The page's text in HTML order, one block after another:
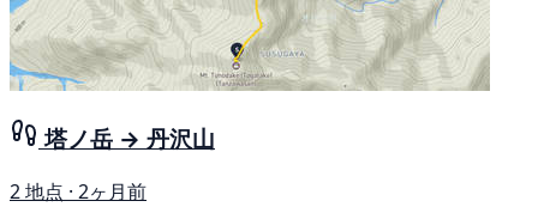
塔ノ岳 → 丹沢山
2 地点 · 2ヶ月前